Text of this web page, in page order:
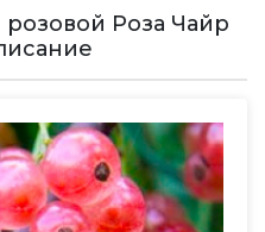
Роза Чайр